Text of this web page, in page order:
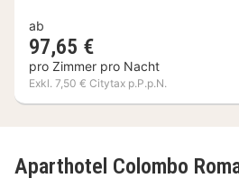
ab
97,65 €
pro Zimmer pro Nacht
Exkl. 7,50 € Citytax p.P.p.N.
Aparthotel Colombo